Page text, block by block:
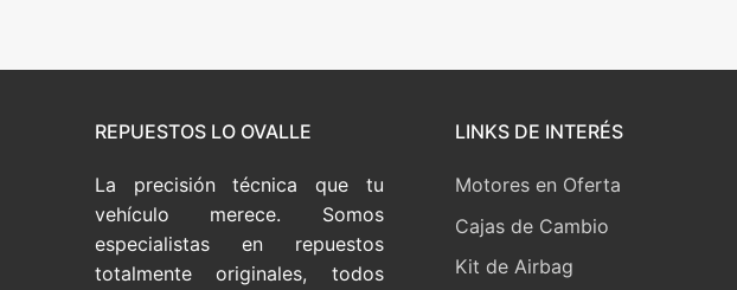
REPUESTOS LO OVALLE
La precisión técnica que tu
vehículo merece. Somos
especialistas en repuestos
totalmente originales, todos
LINKS DE INTERÉS
Motores en Oferta
Cajas de Cambio
Kit de Airbag